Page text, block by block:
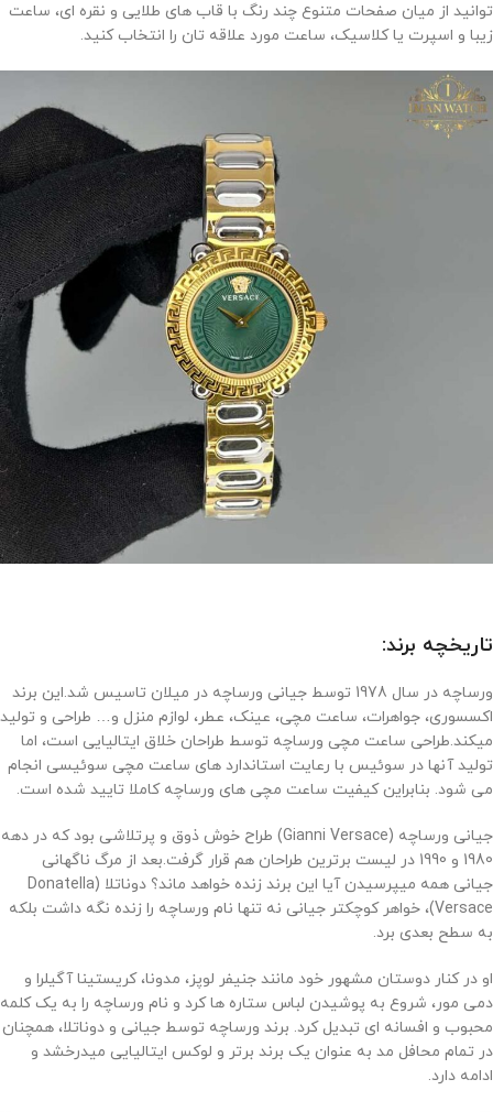
توانید از میان صفحات متنوع چند رنگ با قاب های طلایی و نقره ای، ساعت
زیبا و اسپرت یا کلاسیک، ساعت مورد علاقه تان را انتخاب کنید.
تاریخچه برند:
ورساچه در سال 1978 توسط جیانی ورساچه در میلان تاسیس شد.این برند
اکسسوری، جواهرات، ساعت مچی، عینک، عطر، لوازم منزل و… طراحی و تولید
میکند.طراحی ساعت مچی ورساچه توسط طراحان خلاق ایتالیایی است، اما
تولید آنها در سوئیس با رعایت استاندارد های ساعت مچی سوئیسی انجام
می شود. بنابراین کیفیت ساعت مچی های ورساچه کاملا تایید شده است.
جیانی ورساچه (Gianni Versace) طراح خوش ذوق و پرتلاشی بود که در دهه
1980 و 1990 در لیست برترین طراحان هم قرار گرفت.بعد از مرگ ناگهانی
جیانی همه میپرسیدن آیا این برند زنده خواهد ماند؟ دوناتلا (Donatella
Versace)، خواهر کوچکتر جیانی نه تنها نام ورساچه را زنده نگه داشت بلکه
به سطح بعدی برد.
او در کنار دوستان مشهور خود مانند جنیفر لوپز، مدونا، کریستینا آگیلرا و
دمی مور، شروع به پوشیدن لباس ستاره ها کرد و نام ورساچه را به یک کلمه
محبوب و افسانه ای تبدیل کرد. برند ورساچه توسط جیانی و دوناتلا، همچنان
در تمام محافل مد به عنوان یک برند برتر و لوکس ایتالیایی میدرخشد و
ادامه دارد.